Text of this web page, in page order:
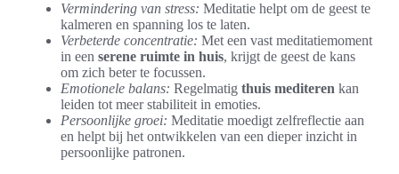
Vermindering van stress: Meditatie helpt om de geest te
kalmeren en spanning los te laten.
Verbeterde concentratie: Met een vast meditatiemoment
in een serene ruimte in huis, krijgt de geest de kans
om zich beter te focussen.
Emotionele balans: Regelmatig thuis mediteren kan
leiden tot meer stabiliteit in emoties.
Persoonlijke groei: Meditatie moedigt zelfreflectie aan
en helpt bij het ontwikkelen van een dieper inzicht in
persoonlijke patronen.